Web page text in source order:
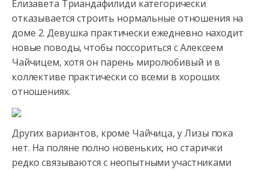
Елизавета Триандафилиди категорически
отказывается строить нормальные отношения на
доме 2. Девушка практически ежедневно находит
новые поводы, чтобы поссориться с Алексеем
Чайчицем, хотя он парень миролюбивый и в
коллективе практически со всеми в хороших
отношениях.
Других вариантов, кроме Чайчица, у Лизы пока
нет. На поляне полно новеньких, но старички
редко связываются с неопытными участниками